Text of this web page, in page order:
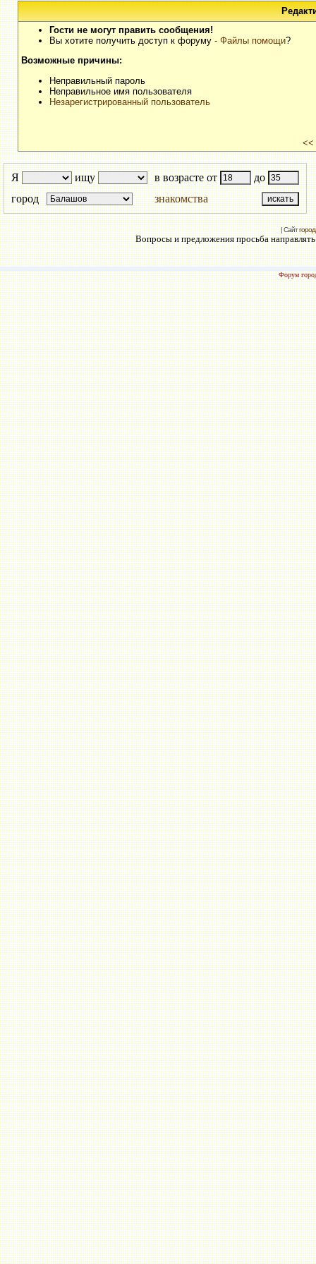
Гости не могут править сообщения!
Вы хотите получить доступ к форуму - Файлы помощи?
Возможные причины:
Неправильный пароль
Неправильное имя пользователя
Незарегистрированный пользователь
<<
Я ищу в возрасте от
до
город
знакомства
| Сайт
Вопросы и предложения просьба
Форум